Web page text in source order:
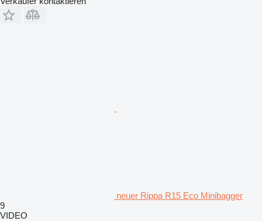
neuer Rippa R15 Eco Minibagger
9
VIDEO